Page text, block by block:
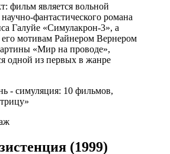
фильм является вольной
фантастического романа
Галуйе «Симулакрон-3», а
его мотивам Райнером Вернером
«Мир на проводе»,
одной из первых в жанре
(1999)